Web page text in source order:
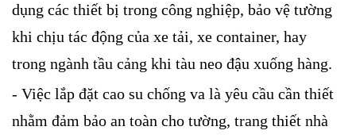
dụng các thiết bị trong công nghiệp, bảo vệ tường
khi chịu tác động của xe tải, xe container, hay
trong ngành tầu cảng khi tàu neo đậu xuống hàng.
- Việc lắp đặt cao su chống va là yêu cầu cần thiết
nhằm đảm bảo an toàn cho tường, trang thiết nhà